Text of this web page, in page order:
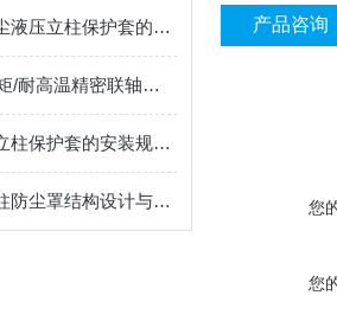
如何延长防尘液压立柱保护套的使用寿命？
2026年大扭矩/耐高温精密联轴器定制找哪家？能实现精准定制的优质厂家盘点
煤矿用液压立柱保护套的安装规范与使用寿命提升方案
液压支架立柱防尘罩结构设计与密封防护原理
产品咨询
您
您